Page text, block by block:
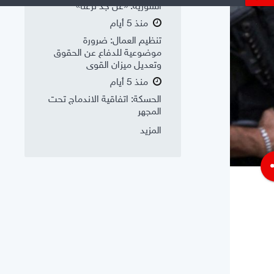
السورية: «عن جد نزعتا»
منذ 5 أيام
تنظيم العمال: ضرورة
موضوعية للدفاع عن الحقوق
وتعديل ميزان القوى
منذ 5 أيام
الحسكة: اتفاقية الاندماج تحت
المجهر
المزيد